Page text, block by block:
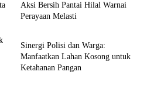
Aksi Bersih Pantai Hilal Warnai
Perayaan Melasti
Berita
Sinergi Polisi dan Warga:
Manfaatkan Lahan Kosong untuk
Ketahanan Pangan